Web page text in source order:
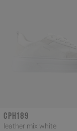
CPH189
leather mix white